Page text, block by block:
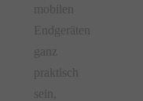
mobilen
Endgeräten
ganz
praktisch
sein,